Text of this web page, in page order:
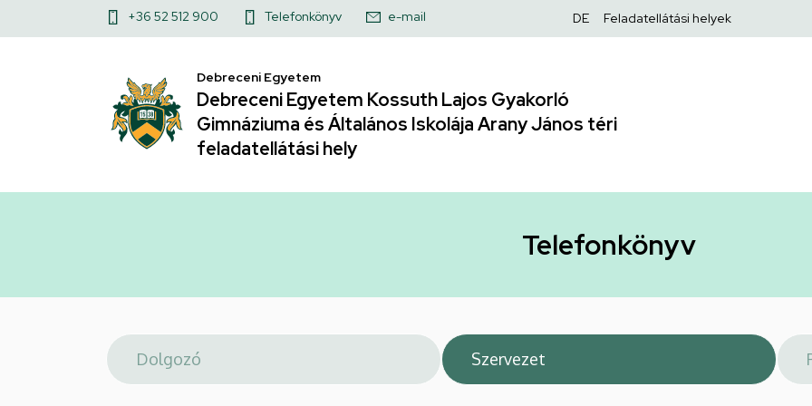
Telefonkönyv
Debreceni
Egyetem
Kossuth
Gimnáziuma
Általános
a
Felső
menü
+36 52 512 900 Telefonkönyv e-mail
Felső
DE Feladatellátási helyek
Debreceni Egyetem
Debreceni Egyetem Kossuth Lajos Gyakorló
Gimnáziuma és Általános Iskolája Arany János téri
feladatellátási hely
Telefonkönyv